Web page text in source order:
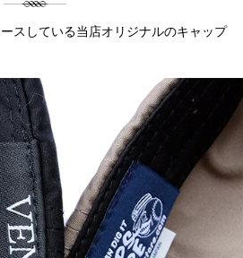
スしている当店オリジナルのキャップ